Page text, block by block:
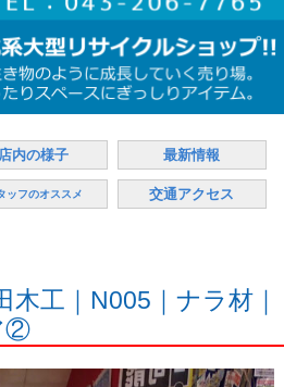
店内の様子 最新情報
ッフのオススメ 交通アクセス
木工｜N005｜ナラ材｜
②